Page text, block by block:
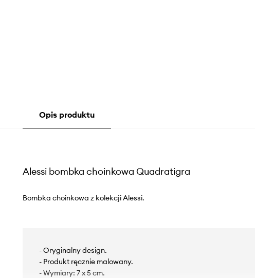
Opis produktu
Alessi bombka choinkowa Quadratigra
Bombka choinkowa z kolekcji Alessi.
- Oryginalny design.
- Produkt ręcznie malowany.
- Wymiary: 7 x 5 cm.